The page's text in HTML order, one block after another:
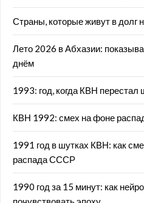
Страны, которые живут в долг
Лето 2026 в Абхазии:
днём
1993: год, когда КВН перестал
КВН 1992: смех на фоне
1991 год в шутках КВН: как
распада СССР
1990 год за 15 минут: как